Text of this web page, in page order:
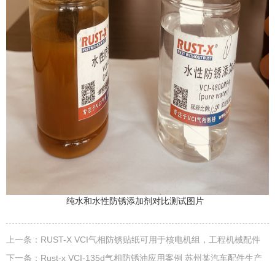
纯水和水性防锈添加剂对比测试图片
上一条： RUST-X VCI气相防锈贴纸可用于核电机组，工程机械配件
下一条： Rust-x VCI-135d气相防锈油应用案例 苏州某汽车配件生产